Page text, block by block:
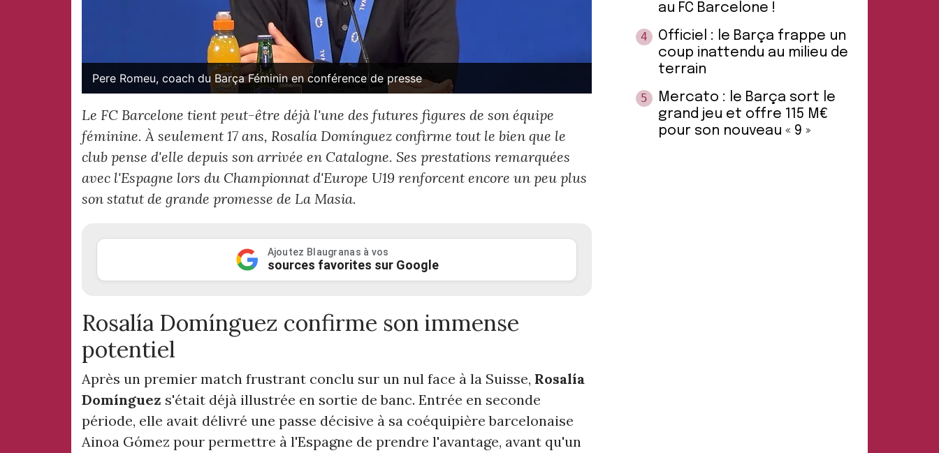
Pere Romeu, coach du Barça Féminin en conférence de presse
Le FC Barcelone tient peut-être déjà l'une des futures figures de son équipe
féminine. À seulement 17 ans, Rosalía Domínguez confirme tout le bien que le
club pense d'elle depuis son arrivée en Catalogne. Ses prestations remarquées
avec l'Espagne lors du Championnat d'Europe U19 renforcent encore un peu plus
son statut de grande promesse de La Masia.
Ajoutez Blaugranas à vos
sources favorites sur Google
Rosalía Domínguez confirme son immense
potentiel
Après un premier match frustrant conclu sur un nul face à la Suisse, Rosalía
Domínguez s'était déjà illustrée en sortie de banc. Entrée en seconde
période, elle avait délivré une passe décisive à sa coéquipière barcelonaise
Ainoa Gómez pour permettre à l'Espagne de prendre l'avantage, avant qu'un
au FC Barcelone !
4
Officiel : le Barça frappe un
coup inattendu au milieu de
terrain
5
Mercato : le Barça sort le
grand jeu et offre 115 M€
pour son nouveau « 9 »